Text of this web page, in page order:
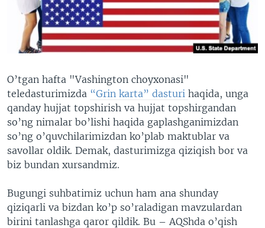
VIDEO
XABARLAR SURATLARDA
ODNOKLASSNIKI
TELEGRAM
TWITTER
SOUNDCLOUD
VOA
O’tgan hafta "Vashington choyxonasi"
teledasturimizda “Grin karta” dasturi haqida, unga
qanday hujjat topshirish va hujjat topshirgandan
so’ng nimalar bo’lishi haqida gaplashganimizdan
so’ng o’quvchilarimizdan ko’plab maktublar va
savollar oldik. Demak, dasturimizga qiziqish bor va
biz bundan xursandmiz.
Bugungi suhbatimiz uchun ham ana shunday
qiziqarli va bizdan ko’p so’raladigan mavzulardan
birini tanlashga qaror qildik. Bu – AQShda o’qish